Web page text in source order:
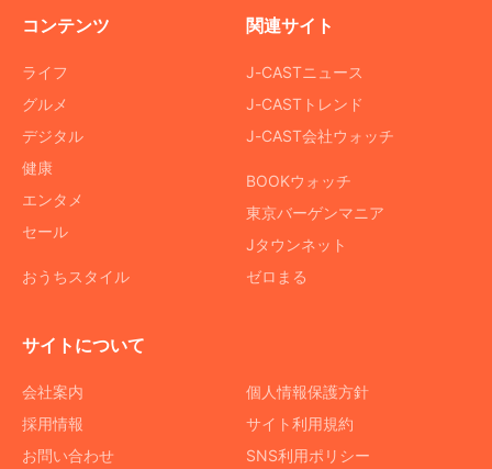
コンテンツ
ライフ
グルメ
デジタル
健康
エンタメ
セール
おうちスタイル
関連サイト
J-CASTニュース
J-CASTトレンド
J-CAST会社ウォッチ
BOOKウォッチ
東京バーゲンマニア
Jタウンネット
ゼロまる
サイトについて
会社案内
採用情報
お問い合わせ
個人情報保護方針
サイト利用規約
SNS利用ポリシー